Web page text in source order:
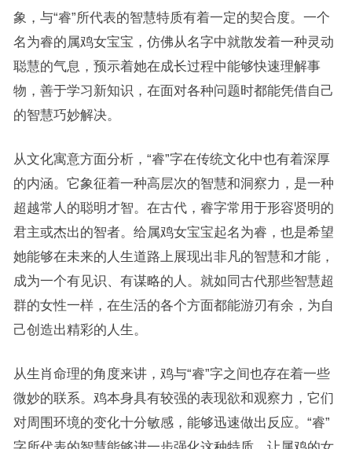
象，与“睿”所代表的智慧特质有着一定的契合度。一个
名为睿的属鸡女宝宝，仿佛从名字中就散发着一种灵动
聪慧的气息，预示着她在成长过程中能够快速理解事
物，善于学习新知识，在面对各种问题时都能凭借自己
的智慧巧妙解决。
从文化寓意方面分析，“睿”字在传统文化中也有着深厚
的内涵。它象征着一种高层次的智慧和洞察力，是一种
超越常人的聪明才智。在古代，睿字常用于形容贤明的
君主或杰出的智者。给属鸡女宝宝起名为睿，也是希望
她能够在未来的人生道路上展现出非凡的智慧和才能，
成为一个有见识、有谋略的人。就如同古代那些智慧超
群的女性一样，在生活的各个方面都能游刃有余，为自
己创造出精彩的人生。
从生肖命理的角度来讲，鸡与“睿”字之间也存在着一些
微妙的联系。鸡本身具有较强的表现欲和观察力，它们
对周围环境的变化十分敏感，能够迅速做出反应。“睿”